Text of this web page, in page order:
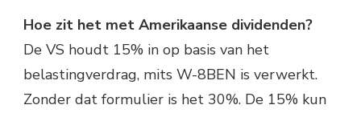
Hoe zit het met Amerikaanse dividenden?
De VS houdt 15% in op basis van het
belastingverdrag, mits W-8BEN is verwerkt.
Zonder dat formulier is het 30%. De 15% kun